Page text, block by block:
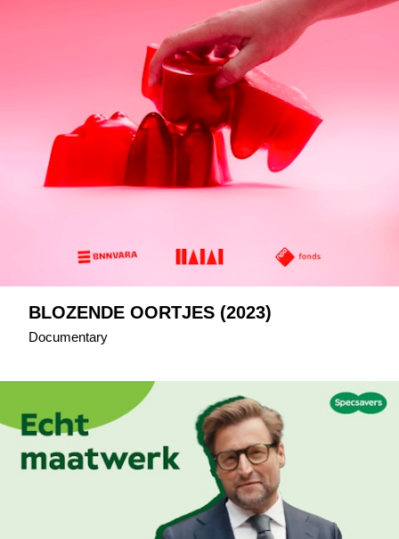
BLOZENDE OORTJES (2023)
Documentary